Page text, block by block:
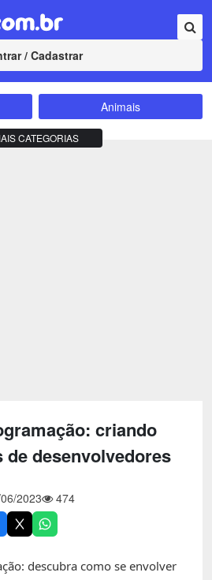
/ Cadastrar
Animais
Filmes e Séries
Futebol
CATEGORIAS
criando
de desenvolvedores
2023 474
descubra como se envolver